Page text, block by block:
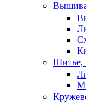
Шитье,